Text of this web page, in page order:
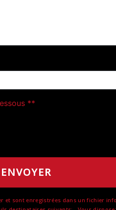
**
ENVOYER
sont enregistrées dans un fichier